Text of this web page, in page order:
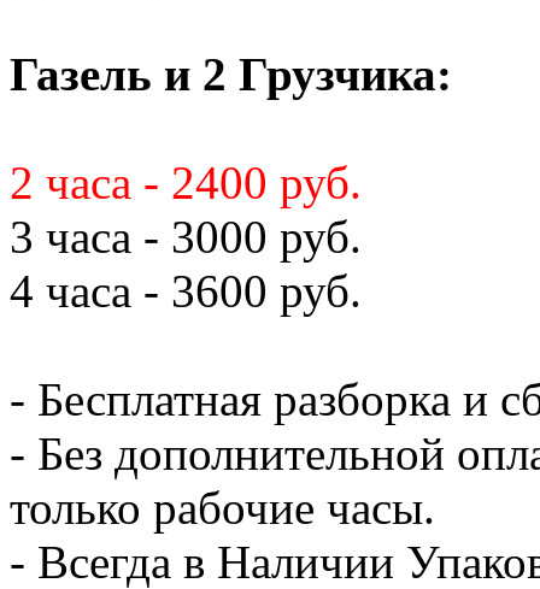
Газель и 2 Грузчика:
2 часа - 2400 руб.
3 часа - 3000 руб.
4 часа - 3600 руб.
- Бесплатная разборка и
- Без дополнительной
только рабочие часы.
- Всегда в Наличии